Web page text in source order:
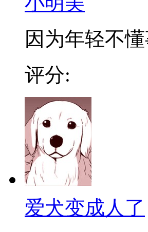
因为年轻不
评分:
爱犬变成人了